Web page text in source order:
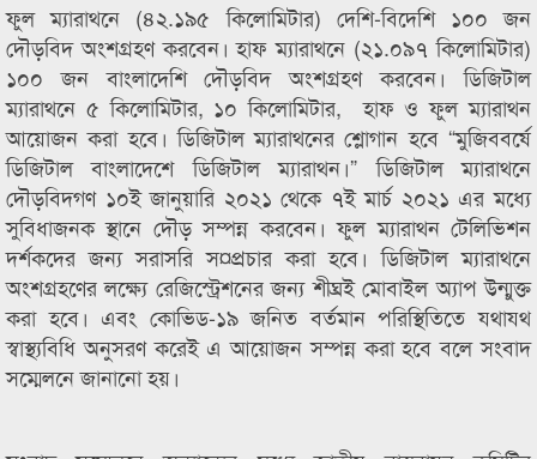
ফুল ম্যারাথনে (৪২.১৯৫ কিলোমিটার) দেশি-বিদেশি ১০০ জন
দৌড়বিদ অংশগ্রহণ করবেন। হাফ ম্যারাথনে (২১.০৯৭ কিলোমিটার)
১০০ জন বাংলাদেশি দৌড়বিদ অংশগ্রহণ করবেন। ডিজিটাল
ম্যারাথনে ৫ কিলোমিটার, ১০ কিলোমিটার, হাফ ও ফুল ম্যারাথন
আয়োজন করা হবে। ডিজিটাল ম্যারাথনের শ্লোগান হবে “মুজিববর্ষে
ডিজিটাল বাংলাদেশে ডিজিটাল ম্যারাথন।” ডিজিটাল ম্যারাথনে
দৌড়বিদগণ ১০ই জানুয়ারি ২০২১ থেকে ৭ই মার্চ ২০২১ এর মধ্যে
সুবিধাজনক স্থানে দৌড় সম্পন্ন করবেন। ফুল ম্যারাথন টেলিভিশন
দর্শকদের জন্য সরাসরি স¤প্রচার করা হবে। ডিজিটাল ম্যারাথনে
অংশগ্রহণের লক্ষ্যে রেজিস্ট্রেশনের জন্য শীঘ্রই মোবাইল অ্যাপ উন্মুক্ত
করা হবে। এবং কোভিড-১৯ জনিত বর্তমান পরিস্থিতিতে যথাযথ
স্বাস্থ্যবিধি অনুসরণ করেই এ আয়োজন সম্পন্ন করা হবে বলে সংবাদ
সম্মেলনে জানানো হয়।